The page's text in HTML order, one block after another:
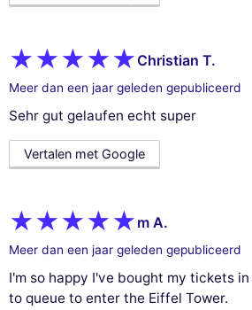
Christian T.
Meer dan een jaar geleden gepubliceerd
Sehr gut gelaufen echt super
Vertalen met Google
m A.
Meer dan een jaar geleden gepubliceerd
I'm so happy I've bought my tickets
to queue to enter the Eiffel Tower.